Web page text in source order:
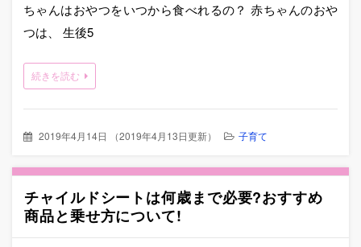
ちゃんはおやつをいつから食べれるの？ 赤ちゃんのおや
つは、 生後5
続きを読む
2019年4月14日 （2019年4月13日更新） 子育て
チャイルドシートは何歳まで必要?おすすめ
商品と乗せ方について!